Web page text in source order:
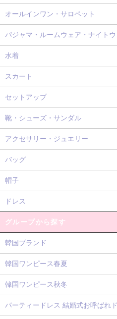
オールインワン・サロペット
パジャマ・ルームウェア・ナイト
水着
スカート
セットアップ
靴・シューズ・サンダル
アクセサリー・ジュエリー
バッグ
帽子
ドレス
グループから探す
韓国ブランド
韓国ワンピース春夏
韓国ワンピース秋冬
パーティードレス 結婚式お呼ばれ